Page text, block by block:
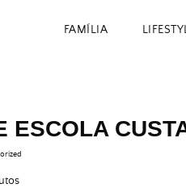
FAMÍLIA
ESCOLA